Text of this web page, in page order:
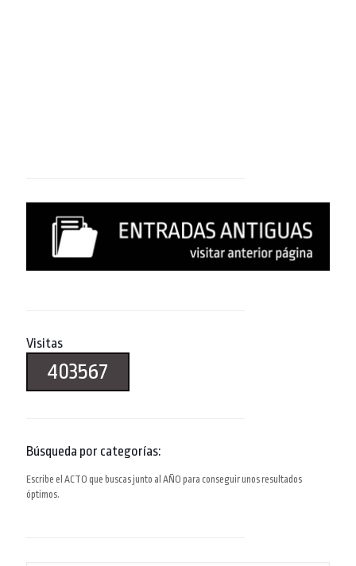
Visitas
403567
Búsqueda por categorías:
Escribe el ACTO que buscas junto al AÑO para conseguir unos resultados
óptimos.